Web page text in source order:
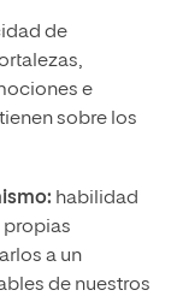
de
e
sobre los
habilidad
propias
a un
de nuestros